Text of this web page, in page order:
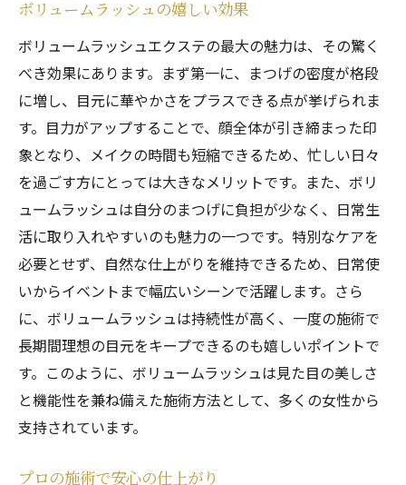
ボリュームラッシュの嬉しい効果
ボリュームラッシュエクステの最大の魅力は、その驚く
べき効果にあります。まず第一に、まつげの密度が格段
に増し、目元に華やかさをプラスできる点が挙げられま
す。目力がアップすることで、顔全体が引き締まった印
象となり、メイクの時間も短縮できるため、忙しい日々
を過ごす方にとっては大きなメリットです。また、ボリ
ュームラッシュは自分のまつげに負担が少なく、日常生
活に取り入れやすいのも魅力の一つです。特別なケアを
必要とせず、自然な仕上がりを維持できるため、日常使
いからイベントまで幅広いシーンで活躍します。さら
に、ボリュームラッシュは持続性が高く、一度の施術で
長期間理想の目元をキープできるのも嬉しいポイントで
す。このように、ボリュームラッシュは見た目の美しさ
と機能性を兼ね備えた施術方法として、多くの女性から
支持されています。
プロの施術で安心の仕上がり